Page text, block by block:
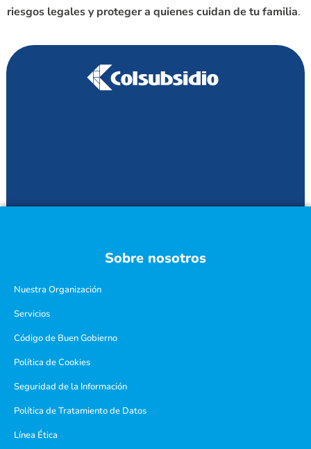
riesgos legales y proteger a quienes cuidan de tu familia.
Sobre nosotros
Nuestra Organización
Servicios
Código de Buen Gobierno
Política de Cookies
Seguridad de la Información
Política de Tratamiento de Datos
Línea Ética